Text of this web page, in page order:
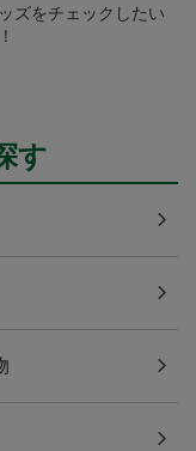
ズをチェックしたい
す